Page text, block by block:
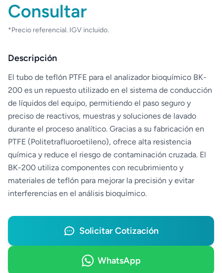
Consultar
*Precio referencial. IGV incluido.
Descripción
El tubo de teflón PTFE para el analizador bioquímico BK-
200 es un repuesto utilizado en el sistema de conducción
de líquidos del equipo, permitiendo el paso seguro y
preciso de reactivos, muestras y soluciones de lavado
durante el proceso analítico. Gracias a su fabricación en
PTFE (Politetrafluoroetileno), ofrece alta resistencia
química y reduce el riesgo de contaminación cruzada. El
BK-200 utiliza componentes con recubrimiento y
materiales de teflón para mejorar la precisión y evitar
interferencias en el análisis bioquímico.
Solicitar Cotización
WhatsApp